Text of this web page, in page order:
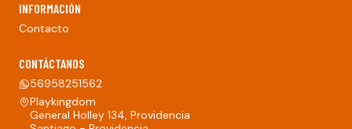
INFORMACIÓN
Contacto
CONTÁCTANOS
56958251562
Playkingdom
General Holley 134, Providencia